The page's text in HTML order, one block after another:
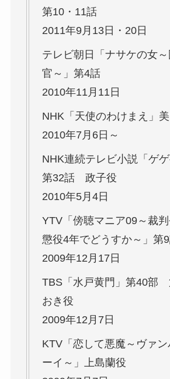
第10・11話
2011年9月13日・20日
テレビ朝日「ナサケの女
官～」第4話
2010年11月11日
NHK「天使のわけまえ」
2010年7月6日～
NHK連続テレビ小説「ゲゲ
第32話 政子役
2010年5月4日
YTV「傍聴マニア09～裁
懲役4年でどうすか～」
2009年12月17日
TBS「水戸黄門」第40
おき役
2009年12月7日
KTV「恋して悪魔～ヴァ
ーイ～」上島蘭役